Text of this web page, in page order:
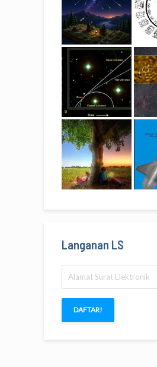
Langanan LS
Surat
Elektronik
DAFTAR!